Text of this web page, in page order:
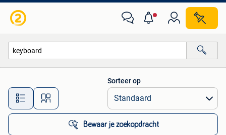
Alle afstanden…
Sorteer op
Bewaar je zoekopdracht